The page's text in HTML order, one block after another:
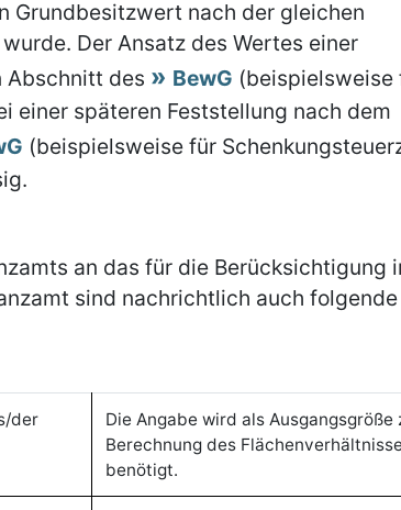
Grundbesitzwert nach der gleichen
Der Ansatz des Wertes einer
Abschnitt des
BewG (beispielsweise
einer späteren Feststellung nach dem
(beispielsweise für
an das für die Berücksichtigung
sind nachrichtlich auch folgende
der
Die Angabe wird als Ausgangsgröße
Berechnung des
benötigt.